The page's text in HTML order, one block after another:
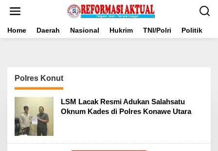
Home Daerah Nasional Hukrim TNI/Polri Politik
Polres Konut
LSM Lacak Resmi Adukan Salahsatu
Oknum Kades di Polres Konawe Utara